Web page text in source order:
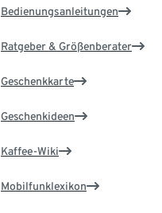
Bedienungsanleitungen
Ratgeber & Größenberater
Geschenkkarte
Geschenkideen
Kaffee-Wiki
Mobilfunklexikon